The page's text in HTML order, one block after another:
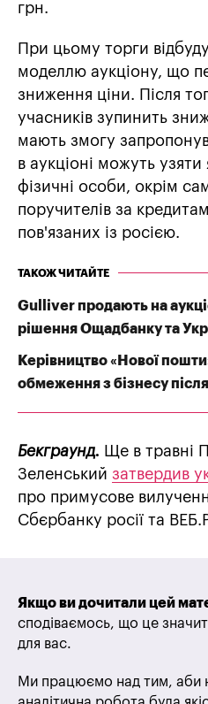
грн.
При цьому торги
моделлю аукціону, що
зниження ціни. Після
учасників зупинить
мають змогу
в аукціоні можуть узяти
фізичні особи, окрім
поручителів за
пов'язаних із росією.
ТАКОЖ ЧИТАЙТЕ
Gulliver продають на
рішення Ощадбанку та
Керівництво «Нової
обмеження з бізнесу
Бекграунд. Ще в травні
Зеленський затвердив
про примусове
Сбєрбанку росії та
Якщо ви дочитали цей
сподіваємось, що це
для вас.
Ми працюємо над тим, аби